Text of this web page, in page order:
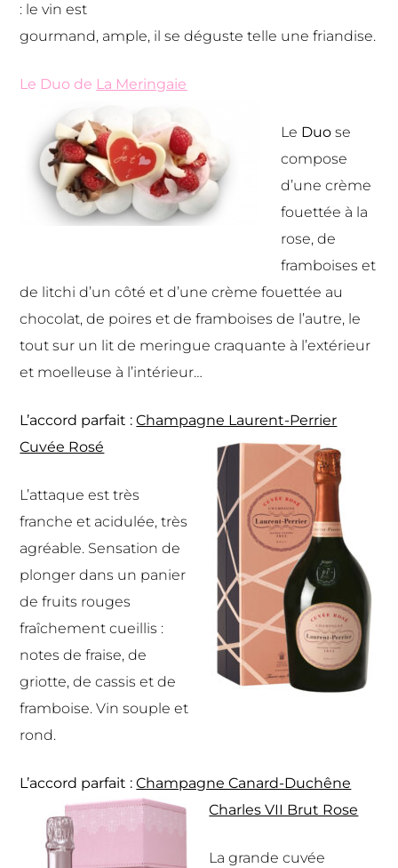
: le vin est
gourmand, ample, il se déguste telle une friandise.
Le Duo de La Meringaie
Le Duo se
compose
d’une crème
fouettée à la
rose, de
framboises et
de litchi d’un côté et d’une crème fouettée au
chocolat, de poires et de framboises de l’autre, le
tout sur un lit de meringue craquante à l’extérieur
et moelleuse à l’intérieur…
L’accord parfait : Champagne Laurent-Perrier
Cuvée Rosé
L’attaque est très
franche et acidulée, très
agréable. Sensation de
plonger dans un panier
de fruits rouges
fraîchement cueillis :
notes de fraise, de
griotte, de cassis et de
framboise. Vin souple et
rond.
L’accord parfait : Champagne Canard-Duchêne
Charles VII Brut Rose
La grande cuvée